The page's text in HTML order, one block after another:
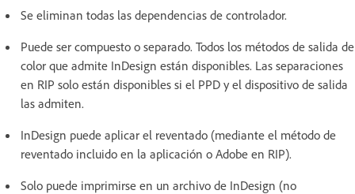
Se eliminan todas las dependencias de controlador.
Puede ser compuesto o separado. Todos los métodos de salida de
color que admite InDesign están disponibles. Las separaciones
en RIP solo están disponibles si el PPD y el dispositivo de salida
las admiten.
InDesign puede aplicar el reventado (mediante el método de
reventado incluido en la aplicación o Adobe en RIP).
Solo puede imprimirse en un archivo de InDesign (no